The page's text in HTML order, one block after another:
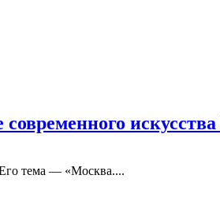
искусства
тема — «Москва....